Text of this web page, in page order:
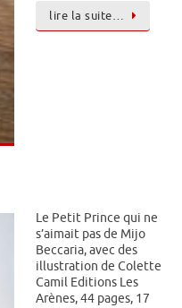
lire la suite…
Le Petit Prince qui ne
s’aimait pas de Mijo
Beccaria, avec des
illustration de Colette
Camil Editions Les
Arènes, 44 pages, 17